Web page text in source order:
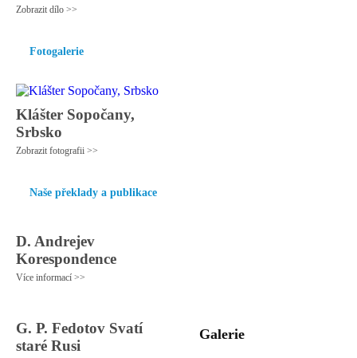
Zobrazit dílo >>
Fotogalerie
Klášter Sopočany,
Srbsko
Zobrazit fotografii >>
Naše překlady a publikace
D. Andrejev
Korespondence
Více informací >>
G. P. Fedotov Svatí
staré Rusi
Galerie